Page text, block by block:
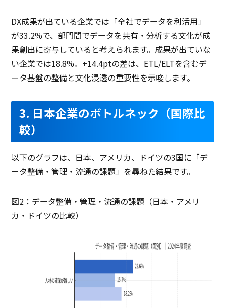
DX成果が出ている企業では「全社でデータを利活用」
が33.2%で、部門間でデータを共有・分析する文化が成
果創出に寄与していると考えられます。成果が出ていな
い企業では18.8%。+14.4ptの差は、ETL/ELTを含むデ
ータ基盤の整備と文化浸透の重要性を示唆します。
3. 日本企業のボトルネック（国際比
較）
以下のグラフは、日本、アメリカ、ドイツの3国に「デ
ータ整備・管理・流通の課題」を尋ねた結果です。
図2：データ整備・管理・流通の課題（日本・アメリ
カ・ドイツの比較）